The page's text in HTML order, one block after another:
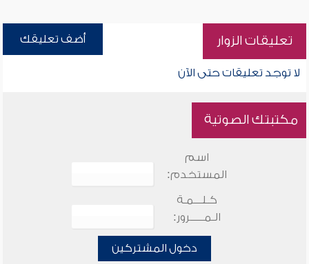
تعليقات الزوار أضف تعليقك
لا توجد تعليقات حتى الآن
مكتبتك الصوتية
اسم
المستخدم:
كـلـــمـة
الـمـــــرور:
دخول المشتركين